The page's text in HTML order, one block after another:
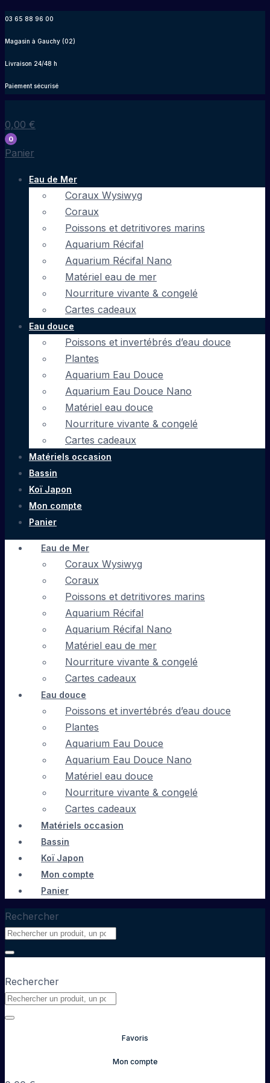
contenu
03 65 88 96 00
Magasin à Gauchy (02)
Livraison 24/48 h
Paiement sécurisé
0,00 €
0
Panier
Eau de Mer
Coraux Wysiwyg
Coraux
Poissons et detritivores marins
Aquarium Récifal
Aquarium Récifal Nano
Matériel eau de mer
Nourriture vivante & congelé
Cartes cadeaux
Eau douce
Poissons et invertébrés d’eau douce
Plantes
Aquarium Eau Douce
Aquarium Eau Douce Nano
Matériel eau douce
Nourriture vivante & congelé
Cartes cadeaux
Matériels occasion
Bassin
Koï Japon
Mon compte
Panier
Eau de Mer
Coraux Wysiwyg
Coraux
Poissons et detritivores marins
Aquarium Récifal
Aquarium Récifal Nano
Matériel eau de mer
Nourriture vivante & congelé
Cartes cadeaux
Eau douce
Poissons et invertébrés d’eau douce
Plantes
Aquarium Eau Douce
Aquarium Eau Douce Nano
Matériel eau douce
Nourriture vivante & congelé
Cartes cadeaux
Matériels occasion
Bassin
Koï Japon
Mon compte
Panier
Rechercher
Rechercher
Favoris
Mon compte